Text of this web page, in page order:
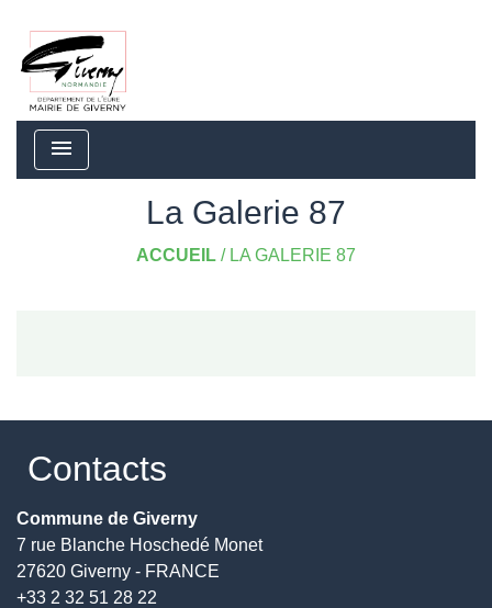
menu
La Galerie 87
ACCUEIL / LA GALERIE 87
Contacts
Commune de Giverny
7 rue Blanche Hoschedé Monet
27620 Giverny - FRANCE
+33 2 32 51 28 22